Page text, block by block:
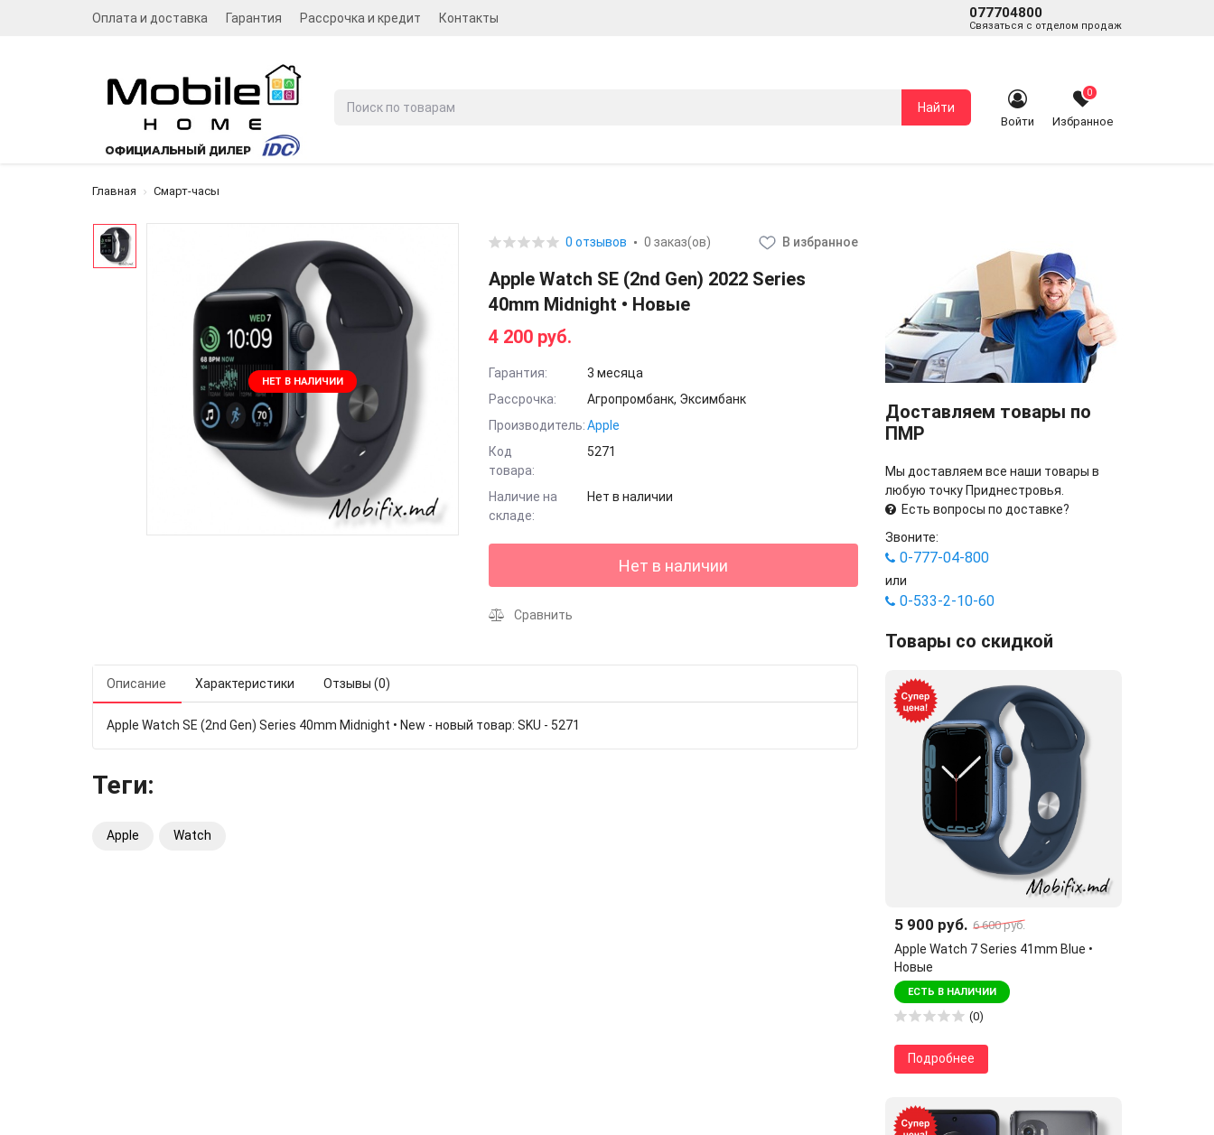
Оплата и доставка Гарантия Рассрочка и кредит Контакты 077704800
Связаться с отделом продаж
Найти
Войти
0
Избранное
Главная Смарт-часы
НЕТ В НАЛИЧИИ
0 отзывов 0 заказ(ов) В избранное
Apple Watch SE (2nd Gen) 2022 Series
40mm Midnight • Новые
4 200 руб.
Гарантия:
3 месяца
Рассрочка:
Агропромбанк, Эксимбанк
Производитель: Apple
Код
товара:
5271
Наличие на
складе:
Нет в наличии
Нет в наличии
Сравнить
Описание Характеристики Отзывы (0)
Apple Watch SE (2nd Gen) Series 40mm Midnight • New - новый товар: SKU - 5271
Теги:
Apple Watch
Доставляем товары по
ПМР
Мы доставляем все наши товары в
любую точку Приднестровья.
Есть вопросы по доставке?
Звоните:
0-777-04-800
или
0-533-2-10-60
Товары со скидкой
5 900 руб. 6 600 руб.
Apple Watch 7 Series 41mm Blue •
Новые
ЕСТЬ В НАЛИЧИИ
(0)
Подробнее